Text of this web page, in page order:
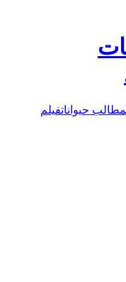
مطالب حیواناتفیلم